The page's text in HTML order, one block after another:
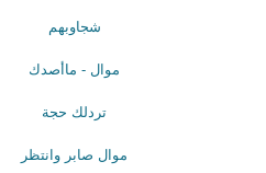
شجاوبهم
موال - ماأصدك
تردلك حجة
موال صابر وانتظر